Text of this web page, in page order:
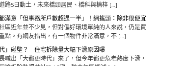
路5日動土，未來橋頭居民、橋科與楠梓 […]
滿意「但事務所戶數超過一半」！網搖頭：除非很便宜
區近年並不少見，但對偏好環境單純的人來說，仍是買
點。有網友指出，有一個物件非常滿意，不 […]
代」碰壁？ 住宅拆除量大幅下滑原因曝
喊出「大都更時代」來了，但今年都更危老熱度下滑，